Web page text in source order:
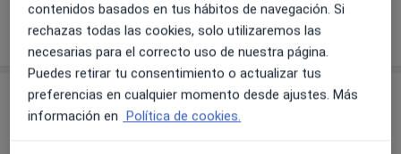
Mostrar más detalles
sobre la experiencia
Servicios y precios
contenidos basados en tus hábitos de navegación. Si
rechazas todas las cookies, solo utilizaremos las
necesarias para el correcto uso de nuestra página.
Puedes retirar tu consentimiento o actualizar tus
preferencias en cualquier momento desde ajustes. Más
información en Política de cookies.